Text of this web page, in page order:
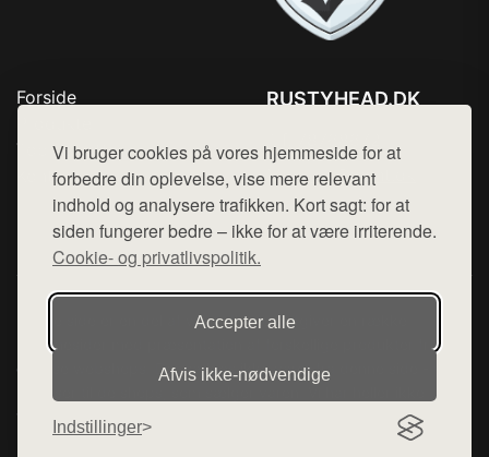
Vi bruger cookies på vores hjemmeside for at
forbedre din oplevelse, vise mere relevant
indhold og analysere trafikken. Kort sagt: for at
siden fungerer bedre – ikke for at være irriterende.
Cookie- og privatlivspolitik.
Accepter alle
Afvis ikke‑nødvendige
Indstillinger
Forside
Top Rabatter
Kontakt
RUSTYHEAD.DK
Mail: hej@want.dk
Cookie- og privatlivspolitik
Denne side er en del af want.dk, der udgiver en række
hjemmesider med præsentation af forskellige produkter fra
diverse webshops. Der sælges ikke varer fra denne side - vi
varerne på lager.